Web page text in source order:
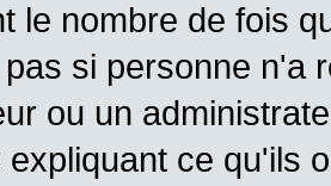
le nombre de fois
si personne n'a
ou un
ce qu'ils